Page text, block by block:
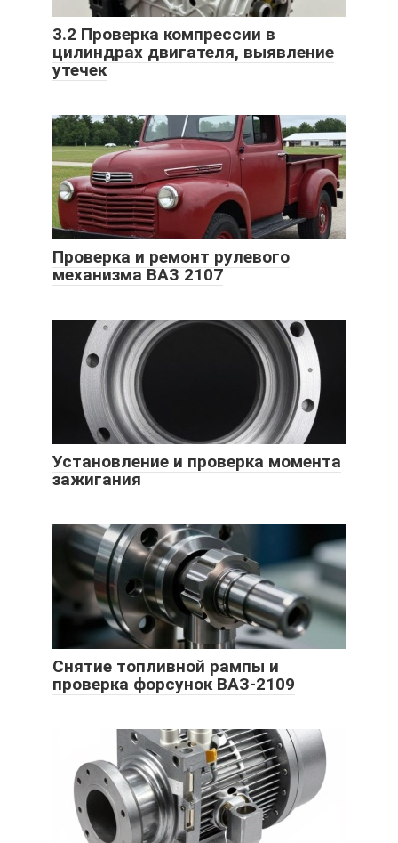
3.2 Проверка компрессии в
цилиндрах двигателя, выявление
утечек
Проверка и ремонт рулевого
механизма ВАЗ 2107
Установление и проверка момента
зажигания
Снятие топливной рампы и
проверка форсунок ВАЗ-2109